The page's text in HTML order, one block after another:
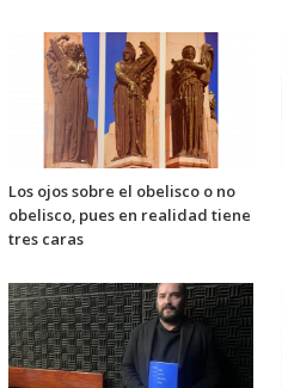
Los ojos sobre el obelisco o no
obelisco, pues en realidad tiene
tres caras